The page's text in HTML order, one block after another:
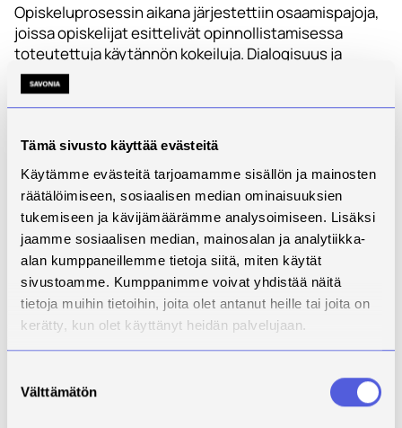
Tämä sivusto käyttää evästeitä
Käytämme evästeitä tarjoamamme sisällön ja mainosten
räätälöimiseen, sosiaalisen median ominaisuuksien
tukemiseen ja kävijämäärämme analysoimiseen. Lisäksi
jaamme sosiaalisen median, mainosalan ja analytiikka-
alan kumppaneillemme tietoja siitä, miten käytät
sivustoamme. Kumppanimme voivat yhdistää näitä
tietoja muihin tietoihin, joita olet antanut heille tai joita on
kerätty, kun olet käyttänyt heidän palvelujaan.
valinta
Välttämätön
Opiskeluprosessin aikana järjestettiin osaamispajoja,
joissa opiskelijat esittelivät opinnollistamisessa
toteutettuja käytännön kokeiluja. Dialogisuus ja
reflektointi ovat olleet keskeinen osa koulutuksen
kehittämisprosessia. Yhteistapaamisissa on jaettu
käytännön kokemuksia sekä keskusteltu digitaalisten
menetelmien kokeiluista. Näin hankkeessa kehitetyt
digitaaliset ratkaisut ovat toimineet malleina ja
vertaisoppimisena opiskelijaryhmässä, eivätkä ne ole
jääneet vain yksittäisten työyhteisöjen käyttöön.
Opintojen aikana kehitettyjä digitaalisia menetelmiä
voidaan käyttää ja jatkokehittää laajemminkin lapsi- ja
perhepalveluissa ja ne ovat olleet merkittäviä kokeilua
varhaisen tuen ja perhelähtöisen työn kehittämisessä
varhaiskasvatuksessa. Hankkeen aikana kehitetyt
digitaaliset ratkaisut ovat osoittautuneet kestävän
kehityksen mukaisiksi ja kehittäneet
varhaiskasvatuksen laatua. Ne tukevat työn hallintaa,
sujuvuutta ja tiedonkulkua sekä edistävät